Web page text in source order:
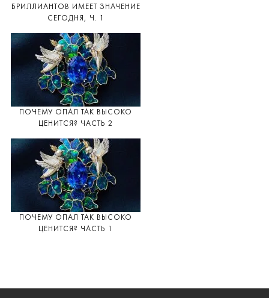
БРИЛЛИАНТОВ ИМЕЕТ ЗНАЧЕНИЕ
СЕГОДНЯ, Ч. 1
ПОЧЕМУ ОПАЛ ТАК ВЫСОКО
ЦЕНИТСЯ? ЧАСТЬ 2
ПОЧЕМУ ОПАЛ ТАК ВЫСОКО
ЦЕНИТСЯ? ЧАСТЬ 1